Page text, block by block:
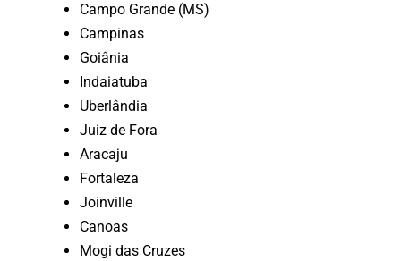
Campo Grande (MS)
Campinas
Goiânia
Indaiatuba
Uberlândia
Juiz de Fora
Aracaju
Fortaleza
Joinville
Canoas
Mogi das Cruzes